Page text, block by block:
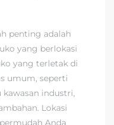
penting adalah
yang berlokasi
yang terletak di
umum, seperti
kawasan industri,
Lokasi
Anda